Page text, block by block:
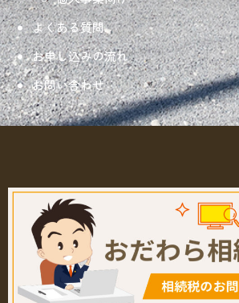
よくある質問
お申し込みの流れ
お問い合わせ